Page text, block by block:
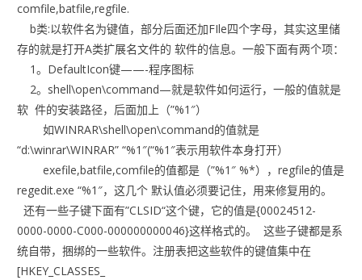
comfile,batfile,regfile.
b类:以软件名为键值，部分后面还加FIle四个字母，其实这里储
存的就是打开A类扩展名文件的 软件的信息。一般下面有两个项：
1。DefaultIcon键——-程序图标
2。shell\open\command—就是软件如何运行，一般的值就是
软 件的安装路径，后面加上（”%1″）
如WINRAR\shell\open\command的值就是
“d:\winrar\WINRAR” “%1″(“%1″表示用软件本身打开）
exefile,batfile,comfile的值都是（”%1″ %*），regfile的值是
regedit.exe “%1″，这几个 默认值必须要记住，用来修复用的。
还有一些子键下面有”CLSID“这个键，它的值是{00024512-
0000-0000-C000-000000000046}这样格式的。 这些子键都是系
统自带，捆绑的一些软件。注册表把这些软件的键值集中在
[HKEY_CLASSES_